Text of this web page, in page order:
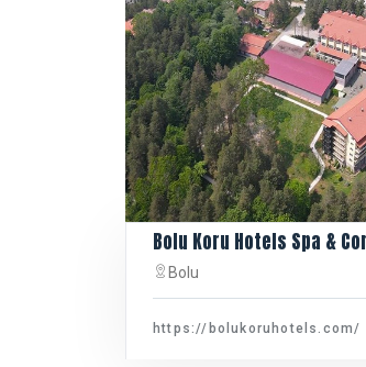
Bolu Koru Hotels Spa &
Bolu
https://bolukoruhotels.com/